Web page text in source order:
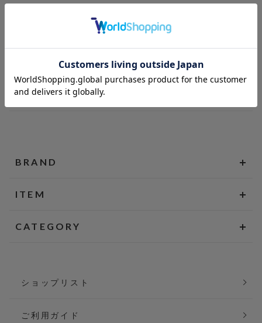
BRAND
ITEM
CATEGORY
ショップリスト
ご利用ガイド